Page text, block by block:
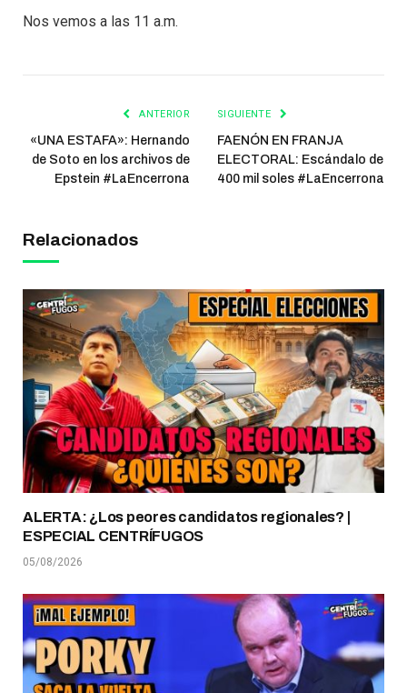
Nos vemos a las 11 a.m.
ANTERIOR
«UNA ESTAFA»: Hernando
de Soto en los archivos de
Epstein #LaEncerrona
SIGUIENTE
FAENÓN EN FRANJA
ELECTORAL: Escándalo de
400 mil soles #LaEncerrona
Relacionados
ALERTA: ¿Los peores candidatos regionales? |
ESPECIAL CENTRÍFUGOS
05/08/2026